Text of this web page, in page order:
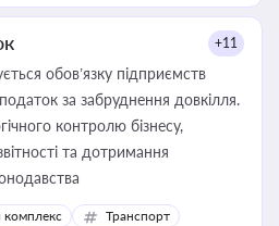
+11
обов’язку підприємств
за забруднення довкілля.
контролю бізнесу,
та дотримання
комплекс
Транспорт